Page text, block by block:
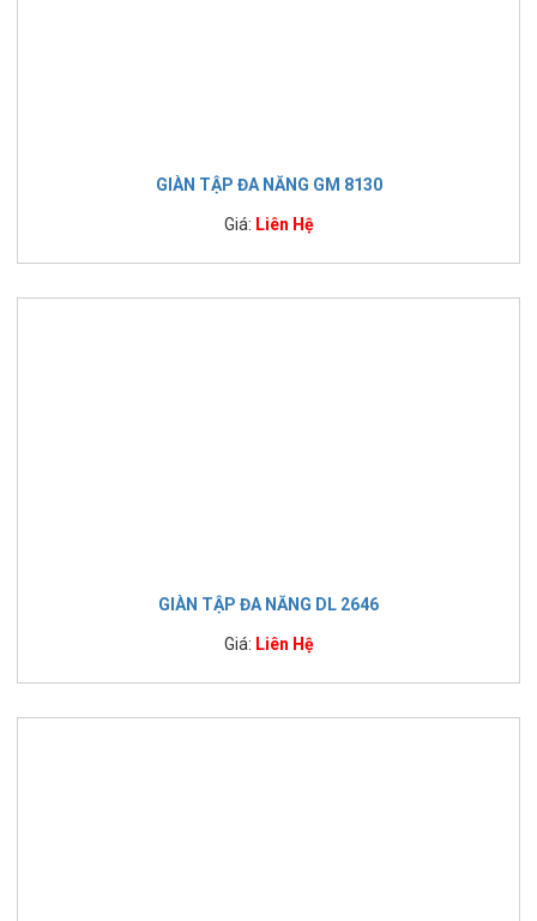
GIÀN TẬP ĐA NĂNG GM 8130
Giá: Liên Hệ
GIÀN TẬP ĐA NĂNG DL 2646
Giá: Liên Hệ